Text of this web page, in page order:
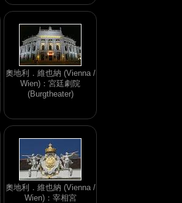
奧地利．維也納 (Vienna /
Wien)：宮廷劇院
(Burgtheater)
奧地利．維也納 (Vienna /
Wien)：宰相宮